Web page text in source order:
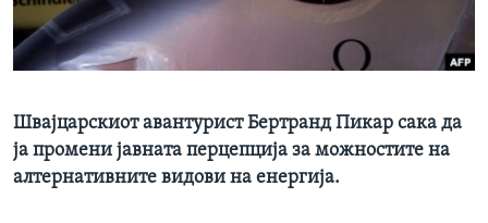
ИНТЕРВЈУА
Јазици
Швајцарскиот авантурист Бертранд Пикар сака да
ја промени јавната перцепција за можностите на
алтернативните видови на енергија.